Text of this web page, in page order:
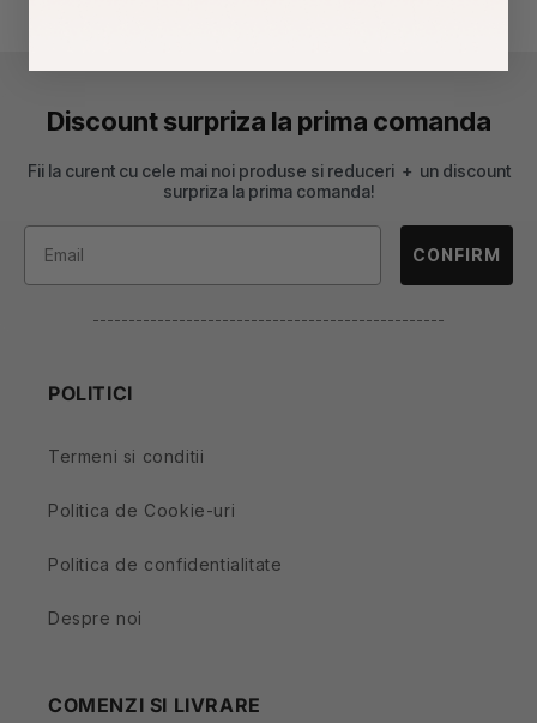
Discount surpriza la prima comanda
Fii la curent cu cele mai noi produse si reduceri + un discount
surpriza la prima comanda!
CONFIRM
-------------------------------------------------
POLITICI
Termeni si conditii
Politica de Cookie-uri
Politica de confidentialitate
Despre noi
COMENZI SI LIVRARE